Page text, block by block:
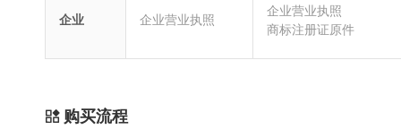
企业 企业营业执照
企业营业执照
商标注册证原件
购买流程